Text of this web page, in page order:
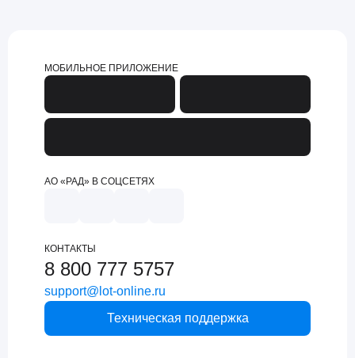
МОБИЛЬНОЕ ПРИЛОЖЕНИЕ
АО «РАД» В СОЦСЕТЯХ
КОНТАКТЫ
8 800 777 5757
support@lot-online.ru
Техническая поддержка